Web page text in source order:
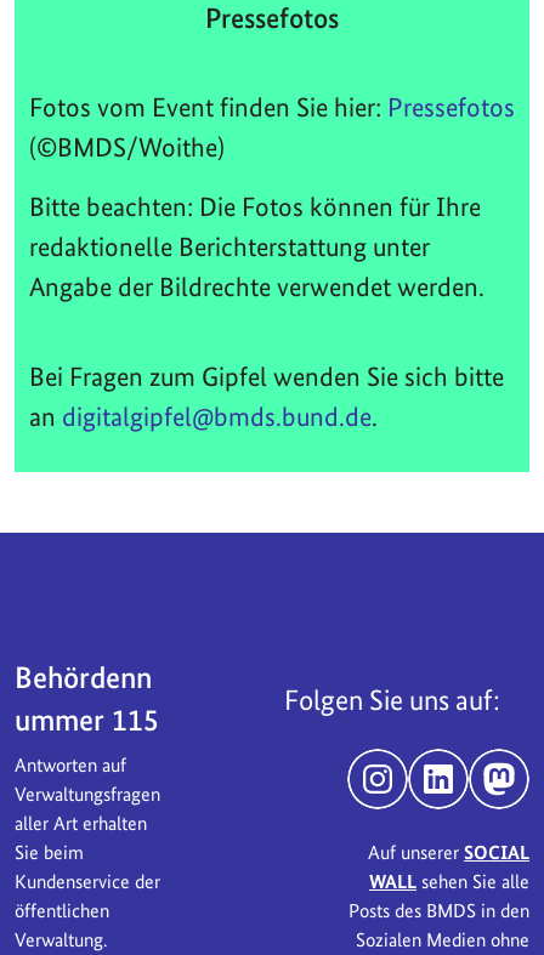
Pressefotos
Fotos vom Event finden Sie hier: Pressefotos
(©BMDS/Woithe)
Bitte beachten: Die Fotos können für Ihre
redaktionelle Berichterstattung unter
Angabe der Bildrechte verwendet werden.
Bei Fragen zum Gipfel wenden Sie sich bitte
an digitalgipfel@bmds.bund.de.
Behördenn
ummer 115
Antworten auf
Verwaltungsfragen
aller Art erhalten
Sie beim
Kundenservice der
öffentlichen
Verwaltung.
Folgen Sie uns auf:
InstagramLinkedIn
Auf unserer SOCIAL
WALLsehen Sie alle
Posts des BMDS in den
Sozialen Medien ohne